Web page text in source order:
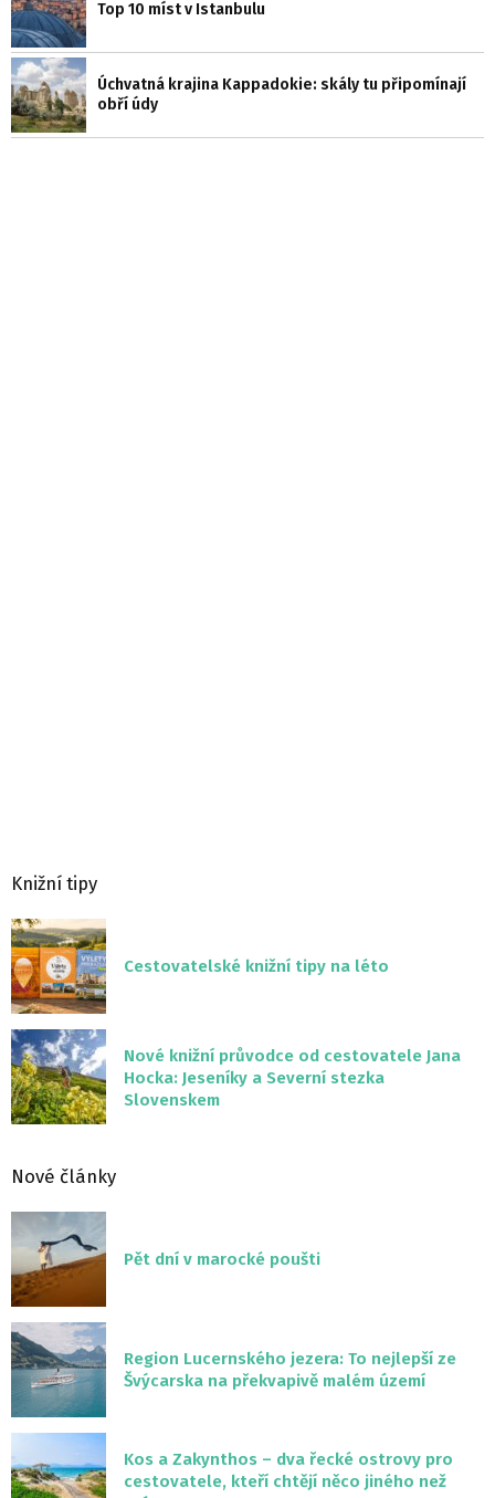
Top 10 míst v Istanbulu
Úchvatná krajina Kappadokie: skály tu připomínají
obří údy
Knižní tipy
Cestovatelské knižní tipy na léto
Nové knižní průvodce od cestovatele Jana
Hocka: Jeseníky a Severní stezka
Slovenskem
Nové články
Pět dní v marocké poušti
Region Lucernského jezera: To nejlepší ze
Švýcarska na překvapivě malém území
Kos a Zakynthos – dva řecké ostrovy pro
cestovatele, kteří chtějí něco jiného než